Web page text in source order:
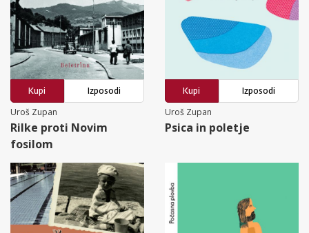
Kupi
Izposodi
Uroš Zupan
Rilke proti Novim
fosilom
Kupi
Izposodi
Uroš Zupan
Psica in poletje